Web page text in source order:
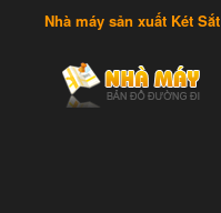
Nhà máy sản xuất Két Sắt